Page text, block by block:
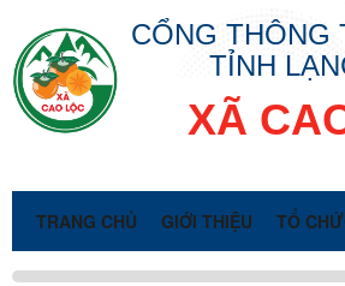
CỔNG
TỈNH
XÃ
TRANG CHỦ GIỚI THIỆU TỔ